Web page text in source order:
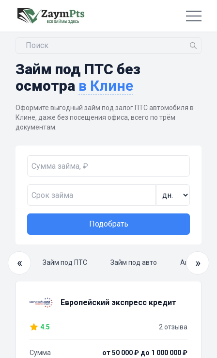
Займ под ПТС без
осмотра
в Клине
Оформите выгодный займ под залог ПТС автомобиля в
Клине, даже без посещения офиса, всего по трём
документам.
Подобрать
«
займ Займ под ПТС Займ под авто »
Европейский экспресс кредит
4.5 2 отзыва
Сумма
от 50 000 ₽ до 1 000 000 ₽